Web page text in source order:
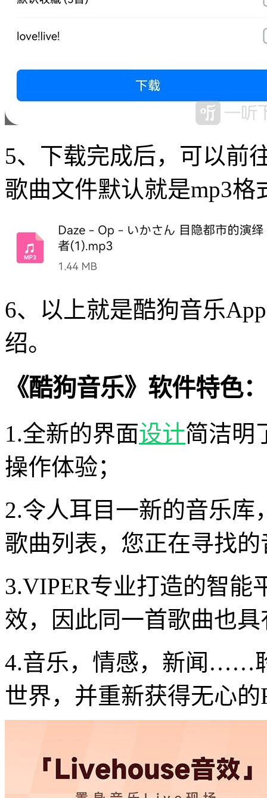
5、下载完成后，可以前
歌曲文件默认就是mp3格
6、以上就是酷狗音乐
绍。
《酷狗音乐》软件特色：
1.全新的界面设计简洁明
操作体验；
2.令人耳目一新的音乐
歌曲列表，您正在寻找
3.VIPER专业打造的智能
效，因此同一首歌曲也
4.音乐，情感，新闻……
世界，并重新获得无心